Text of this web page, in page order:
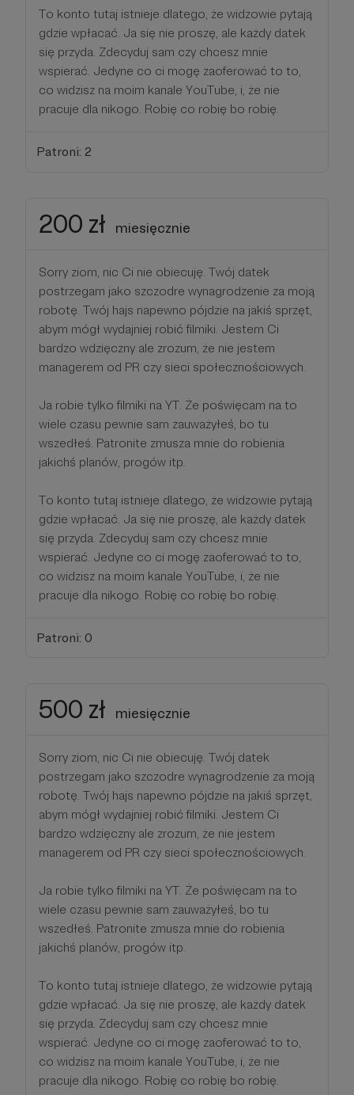
To konto tutaj istnieje dlatego, że widzowie pytają
gdzie wpłacać. Ja się nie proszę, ale każdy datek
się przyda. Zdecyduj sam czy chcesz mnie
wspierać. Jedyne co ci mogę zaoferować to to,
co widzisz na moim kanale YouTube, i, że nie
pracuje dla nikogo. Robię co robię bo robię.
Patroni: 2
200 zł miesięcznie
Sorry ziom, nic Ci nie obiecuję. Twój datek
postrzegam jako szczodre wynagrodzenie za moją
robotę. Twój hajs napewno pójdzie na jakiś sprzęt,
abym mógł wydajniej robić filmiki. Jestem Ci
bardzo wdzięczny ale zrozum, że nie jestem
managerem od PR czy sieci społecznościowych.
Ja robie tylko filmiki na YT. Że poświęcam na to
wiele czasu pewnie sam zauważyłeś, bo tu
wszedłeś. Patronite zmusza mnie do robienia
jakichś planów, progów itp.
To konto tutaj istnieje dlatego, że widzowie pytają
gdzie wpłacać. Ja się nie proszę, ale każdy datek
się przyda. Zdecyduj sam czy chcesz mnie
wspierać. Jedyne co ci mogę zaoferować to to,
co widzisz na moim kanale YouTube, i, że nie
pracuje dla nikogo. Robię co robię bo robię.
Patroni: 0
500 zł miesięcznie
Sorry ziom, nic Ci nie obiecuję. Twój datek
postrzegam jako szczodre wynagrodzenie za moją
robotę. Twój hajs napewno pójdzie na jakiś sprzęt,
abym mógł wydajniej robić filmiki. Jestem Ci
bardzo wdzięczny ale zrozum, że nie jestem
managerem od PR czy sieci społecznościowych.
Ja robie tylko filmiki na YT. Że poświęcam na to
wiele czasu pewnie sam zauważyłeś, bo tu
wszedłeś. Patronite zmusza mnie do robienia
jakichś planów, progów itp.
To konto tutaj istnieje dlatego, że widzowie pytają
gdzie wpłacać. Ja się nie proszę, ale każdy datek
się przyda. Zdecyduj sam czy chcesz mnie
wspierać. Jedyne co ci mogę zaoferować to to,
co widzisz na moim kanale YouTube, i, że nie
pracuje dla nikogo. Robię co robię bo robię.